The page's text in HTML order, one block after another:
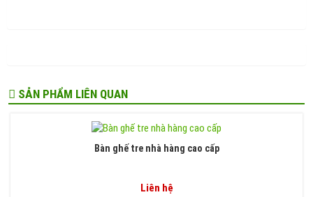
SẢN PHẨM LIÊN QUAN
Bàn ghế tre nhà hàng cao cấp
Liên hệ